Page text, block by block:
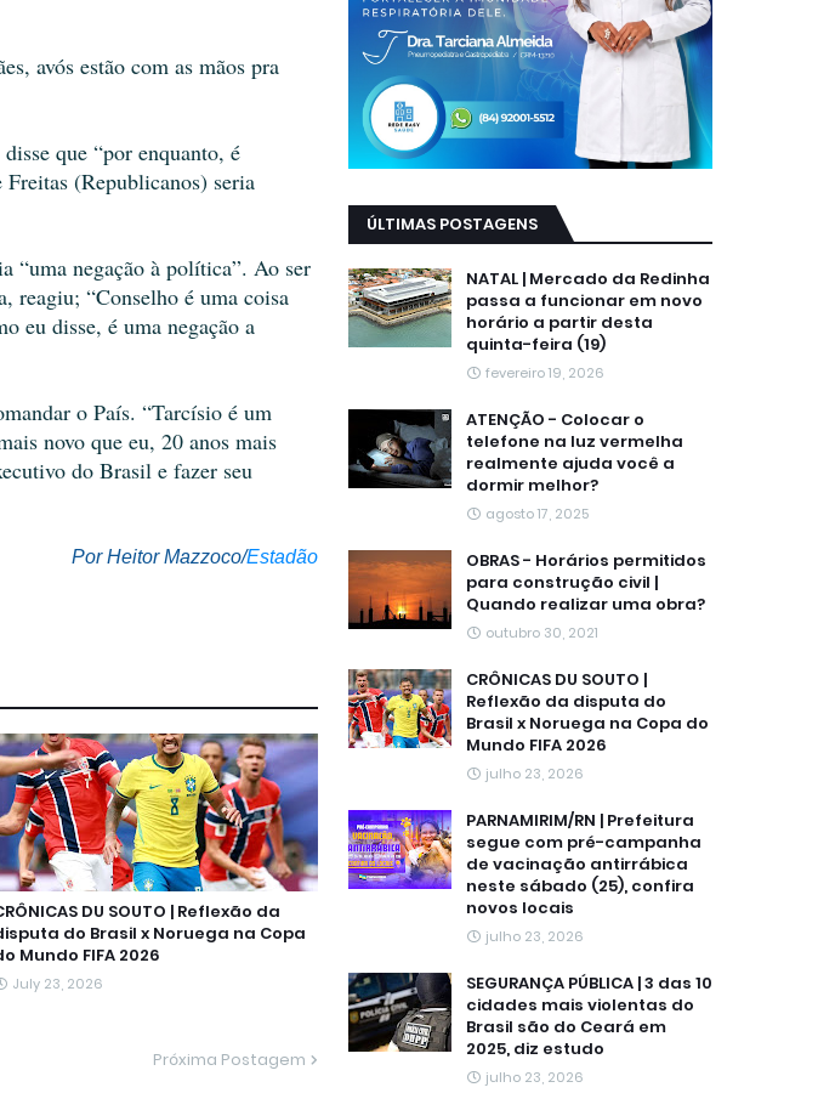
avós estão com as mãos pra
que “por enquanto, é
(Republicanos) seria
“uma negação à política”. Ao ser
reagiu; “Conselho é uma coisa
eu disse, é uma negação a
o País. “Tarcísio é um
novo que eu, 20 anos mais
do Brasil e fazer seu
Por Heitor Mazzoco/Estadão
DU SOUTO | Reflexão da
do Brasil x Noruega na Copa
Mundo FIFA 2026
July 23, 2026
Próxima Postagem
ÚLTIMAS POSTAGENS
NATAL | Mercado da Redinha
passa a funcionar em novo
horário a partir desta
quinta-feira (19)
fevereiro 19, 2026
ATENÇÃO - Colocar o
telefone na luz vermelha
realmente ajuda você a
dormir melhor?
agosto 17, 2025
OBRAS - Horários permitidos
para construção civil |
Quando realizar uma obra?
outubro 30, 2021
CRÔNICAS DU SOUTO |
Reflexão da disputa do
Brasil x Noruega na Copa do
Mundo FIFA 2026
julho 23, 2026
PARNAMIRIM/RN | Prefeitura
segue com pré-campanha
de vacinação antirrábica
neste sábado (25), confira
novos locais
julho 23, 2026
SEGURANÇA PÚBLICA | 3 das 10
cidades mais violentas do
Brasil são do Ceará em
2025, diz estudo
julho 23, 2026